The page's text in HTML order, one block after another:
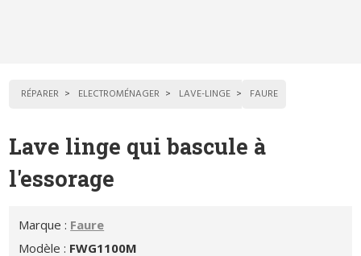
RÉPARER ELECTROMÉNAGER LAVE-LINGE FAURE
Lave linge qui bascule à
l'essorage
Marque : Faure
Modèle : FWG1100M